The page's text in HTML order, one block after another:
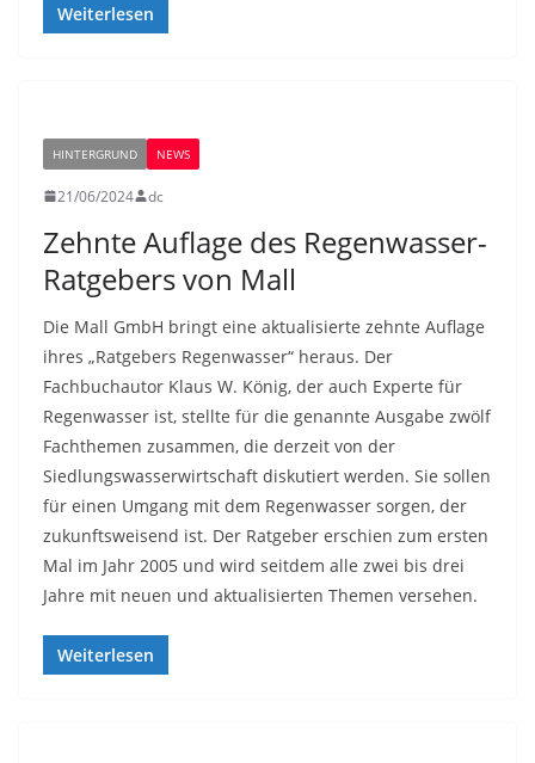
Weiterlesen
HINTERGRUND NEWS
21/06/2024 dc
Zehnte Auflage des Regenwasser-
Ratgebers von Mall
Die Mall GmbH bringt eine aktualisierte zehnte Auflage
ihres „Ratgebers Regenwasser“ heraus. Der
Fachbuchautor Klaus W. König, der auch Experte für
Regenwasser ist, stellte für die genannte Ausgabe zwölf
Fachthemen zusammen, die derzeit von der
Siedlungswasserwirtschaft diskutiert werden. Sie sollen
für einen Umgang mit dem Regenwasser sorgen, der
zukunftsweisend ist. Der Ratgeber erschien zum ersten
Mal im Jahr 2005 und wird seitdem alle zwei bis drei
Jahre mit neuen und aktualisierten Themen versehen.
Weiterlesen